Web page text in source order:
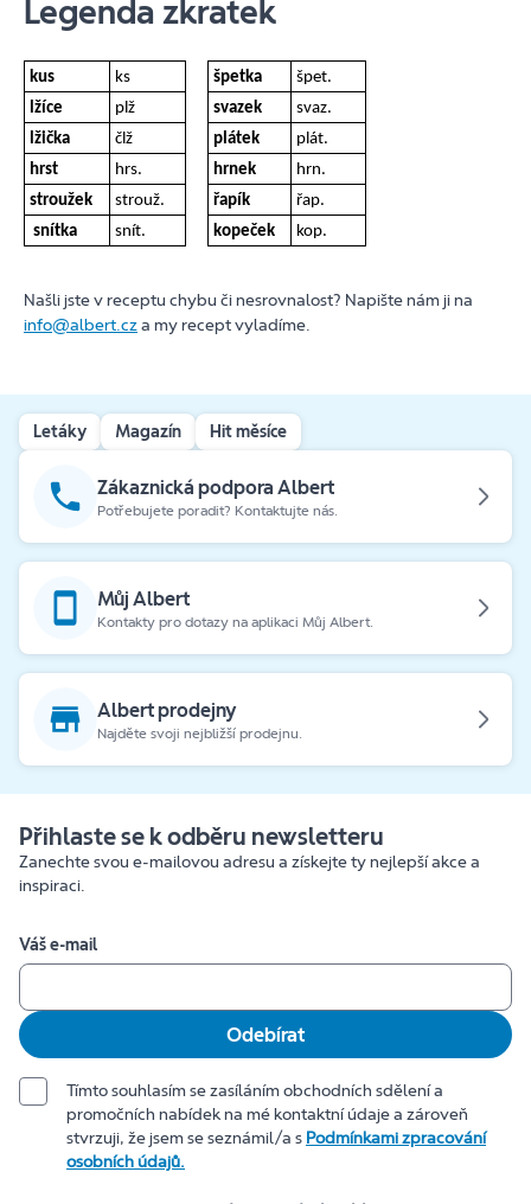
Legenda zkratek
kus ks špetka
špet.
lžíce
plž svazek
svaz.
lžička
člž plátek
plát.
hrst
hrs. hrnek
hrn.
stroužek
strouž. řapík
řap.
snítka
snít. kopeček kop.
Našli jste v receptu chybu či nesrovnalost? Napište nám ji na
info@albert.cza my recept vyladíme.
Letáky Magazín Hit měsíce
Zákaznická podpora Albert
Potřebujete poradit? Kontaktujte nás.
Můj Albert
Kontakty pro dotazy na aplikaci Můj Albert.
Albert prodejny
Najděte svoji nejbližší prodejnu.
Přihlaste se k odběru newsletteru
Zanechte svou e-mailovou adresu a získejte ty nejlepší akce a
inspiraci.
Váš e-mail
Odebírat
Tímto souhlasím se zasíláním obchodních sdělení a
promočních nabídek na mé kontaktní údaje a zároveň
stvrzuji, že jsem se seznámil/a s Podmínkami zpracování
osobních údajů.